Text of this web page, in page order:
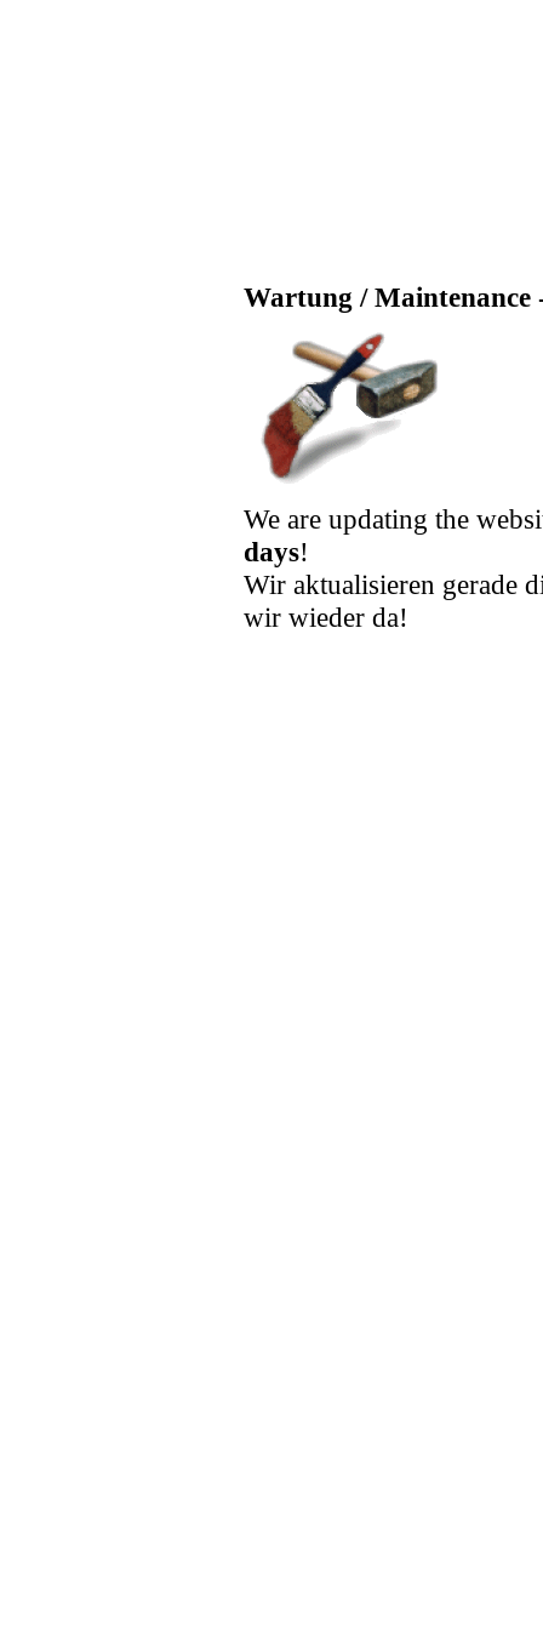
Wartung / Maintenance
We are updating the
days!
Wir aktualisieren gerade
wir wieder da!